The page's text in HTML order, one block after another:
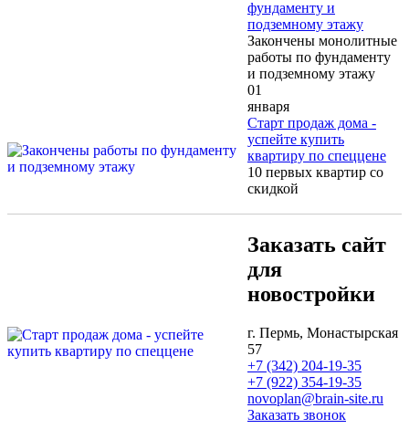
фундаменту и
подземному этажу
Закончены монолитные
работы по фундаменту
и подземному этажу
01
января
Старт продаж дома -
успейте купить
квартиру по спеццене
10 первых квартир со
скидкой
Заказать сайт
для
новостройки
г. Пермь, Монастырская
57
+7 (342) 204-19-35
+7 (922) 354-19-35
novoplan@brain-site.ru
Заказать звонок